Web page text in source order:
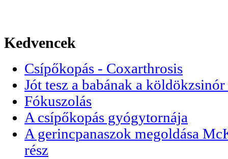
Kedvencek
Csípőkopás - Coxarthrosis
Jót tesz a babának a
Fókuszolás
A csípőkopás gyógytornája
A gerincpanaszok megoldása
rész